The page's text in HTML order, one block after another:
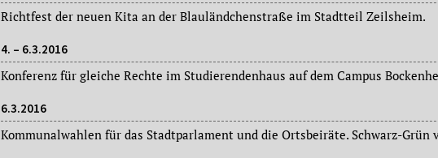
Richtfest der neuen Kita an der Blauländchenstraße im Stadtteil Zeilsheim.
4. – 6.3.2016
6.3.2016